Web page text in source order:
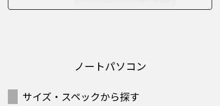
ノートパソコン
サイズ・スペックから探す